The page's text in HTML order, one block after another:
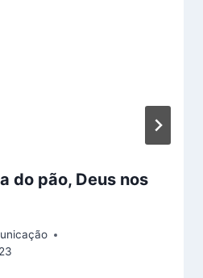
do pão, Deus nos